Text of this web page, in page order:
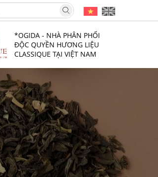
*OGIDA - NHÀ PHÂN PHỐI
ĐỘC QUYỀN HƯƠNG LIỆU
CLASSIQUE TẠI VIỆT NAM